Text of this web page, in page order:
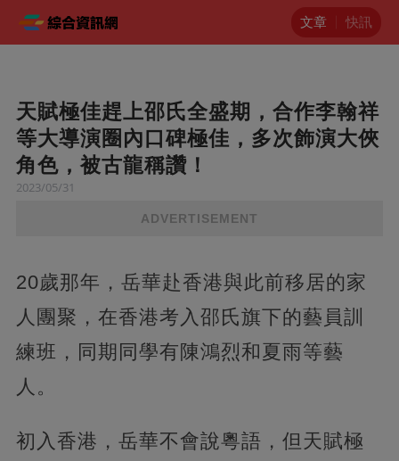
文章 快訊
天賦極佳趕上邵氏全盛期，合作李翰祥
等大導演圈內口碑極佳，多次飾演大俠
角色，被古龍稱讚！
2023/05/31
ADVERTISEMENT
20歲那年，岳華赴香港與此前移居的家
人團聚，在香港考入邵氏旗下的藝員訓
練班，同期同學有陳鴻烈和夏雨等藝
人。
初入香港，岳華不會說粵語，但天賦極